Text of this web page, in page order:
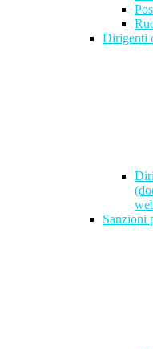
Dirigenti
Sanzioni